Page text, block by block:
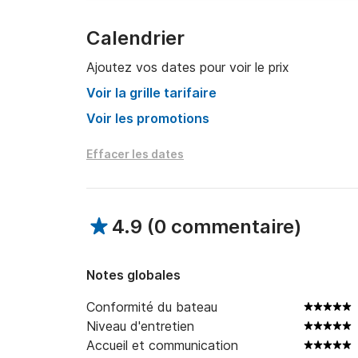
Pour toute question, vous pouvez me
Calendrier
Ajoutez vos dates pour voir le prix
Voir la grille tarifaire
Voir les promotions
Effacer les dates
4.9 (0 commentaire)
Notes globales
Conformité du bateau
Niveau d'entretien
Accueil et communication